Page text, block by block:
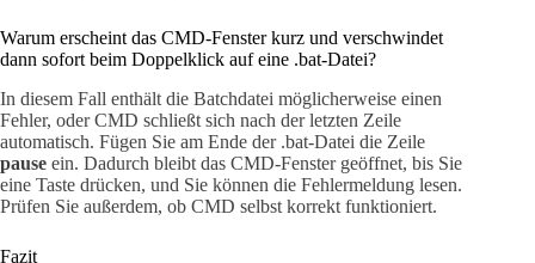
Warum erscheint das CMD-Fenster kurz und verschwindet
dann sofort beim Doppelklick auf eine .bat-Datei?
In diesem Fall enthält die Batchdatei möglicherweise einen
Fehler, oder CMD schließt sich nach der letzten Zeile
automatisch. Fügen Sie am Ende der .bat-Datei die Zeile
pause ein. Dadurch bleibt das CMD-Fenster geöffnet, bis Sie
eine Taste drücken, und Sie können die Fehlermeldung lesen.
Prüfen Sie außerdem, ob CMD selbst korrekt funktioniert.
Fazit